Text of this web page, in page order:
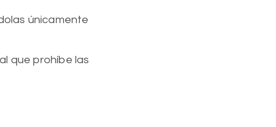
únicamente
que prohíbe las